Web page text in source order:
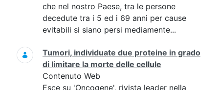
che nel nostro Paese, tra le persone
decedute tra i 5 ed i 69 anni per cause
evitabili si siano persi mediamente...
Tumori, individuate due proteine in grado
di limitare la morte delle cellule
Contenuto Web
Esce su 'Oncogene', rivista leader nella